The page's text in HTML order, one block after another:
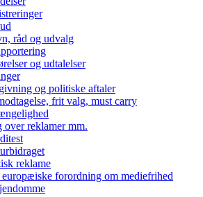
råd og udvalg
og udtalelser
og politiske aftaler
frit valg, must carry
over reklamer mm.
reklame
forordning om mediefrihed